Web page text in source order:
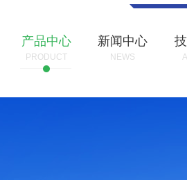
产品中心
PRODUCT
新闻中心
NEWS